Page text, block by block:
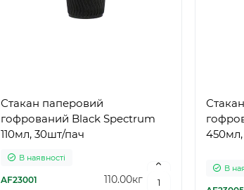
Стакан паперовий
гофрований Black Spectrum
110мл, 30шт/пач
В наявності
AF23001
110.00кг
В